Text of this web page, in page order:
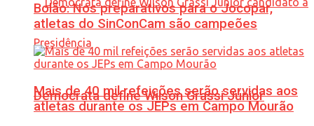
Democrata define Wilson Grassi Júnior
Bolão: Nos preparativos para o Jocopar,
atletas do SinConCam são campeões
Mais de 40 mil refeições serão servidas aos
atletas durante os JEPs em Campo Mourão